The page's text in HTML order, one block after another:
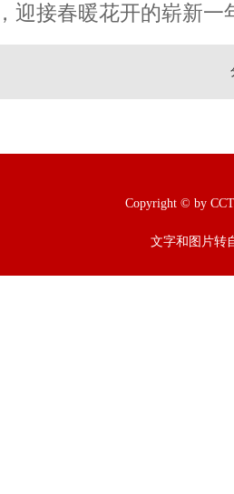
迎接春暖花开的崭新一
Copyright © by
文字和图片转